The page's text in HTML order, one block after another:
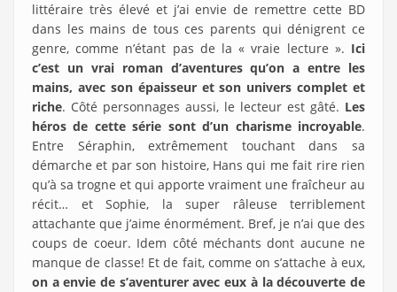
littéraire très élevé et j’ai envie de remettre cette BD
dans les mains de tous ces parents qui dénigrent ce
genre, comme n’étant pas de la « vraie lecture ». Ici
c’est un vrai roman d’aventures qu’on a entre les
mains, avec son épaisseur et son univers complet et
riche. Côté personnages aussi, le lecteur est gâté. Les
héros de cette série sont d’un charisme incroyable.
Entre Séraphin, extrêmement touchant dans sa
démarche et par son histoire, Hans qui me fait rire rien
qu’à sa trogne et qui apporte vraiment une fraîcheur au
récit… et Sophie, la super râleuse terriblement
attachante que j’aime énormément. Bref, je n’ai que des
coups de coeur. Idem côté méchants dont aucune ne
manque de classe! Et de fait, comme on s’attache à eux,
on a envie de s’aventurer avec eux à la découverte de